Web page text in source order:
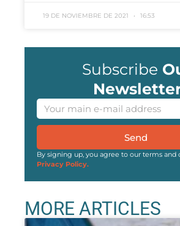
19 DE NOVIEMBRE DE 2021 16:53
Subscribe
Send
By signing up, you agree to our terms and
Privacy Policy.
MORE ARTICLES